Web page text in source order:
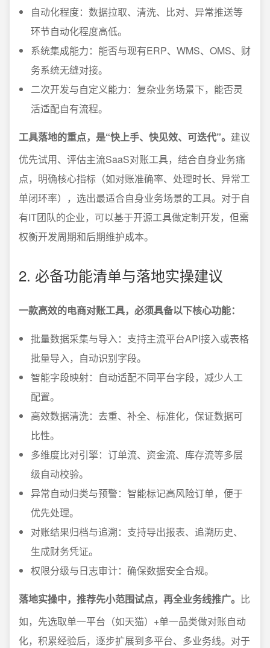
自动化程度：数据拉取、清洗、比对、异常推送等
环节自动化程度高低。
系统集成能力：能否与现有ERP、WMS、OMS、财
务系统无缝对接。
二次开发与自定义能力：复杂业务场景下，能否灵
活适配自有流程。
工具落地的重点，是“快上手、快见效、可迭代”。 建议
优先试用、评估主流SaaS对账工具，结合自身业务痛
点，明确核心指标（如对账准确率、处理时长、异常工
单闭环率），选出最适合自身业务场景的工具。对于自
有IT团队的企业，可以基于开源工具做定制开发，但需
权衡开发周期和后期维护成本。
2. 必备功能清单与落地实操建议
一款高效的电商对账工具，必须具备以下核心功能：
批量数据采集与导入：支持主流平台API接入或表格
批量导入，自动识别字段。
智能字段映射：自动适配不同平台字段，减少人工
配置。
高效数据清洗：去重、补全、标准化，保证数据可
比性。
多维度比对引擎：订单流、资金流、库存流等多层
级自动校验。
异常自动归类与预警：智能标记高风险订单，便于
优先处理。
对账结果归档与追溯：支持导出报表、追溯历史、
生成财务凭证。
权限分级与日志审计：确保数据安全合规。
落地实操中，推荐先小范围试点，再全业务线推广。 比
如，先选取单一平台（如天猫）+单一品类做对账自动
化，积累经验后，逐步扩展到多平台、多业务线。对于